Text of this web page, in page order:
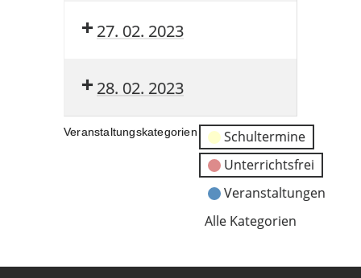
27. 02. 2023
28. 02. 2023
Veranstaltungskategorien
Schultermine
Unterrichtsfrei
Veranstaltungen
Alle Kategorien